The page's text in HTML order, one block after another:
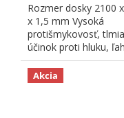
Rozmer dosky 2100
x 1,5 mm Vysoká
protišmykovosť,
účinok proti hluku,
formátovanie.
Akcia